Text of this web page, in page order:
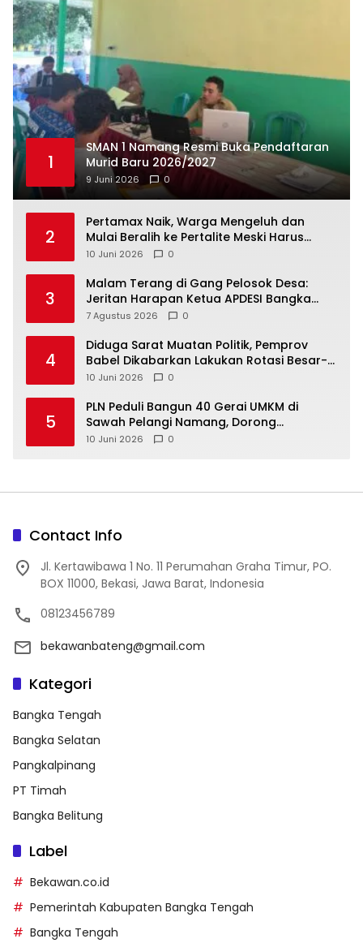
1
SMAN 1 Namang Resmi Buka Pendaftaran
Murid Baru 2026/2027
9 Juni 2026 0
2
‎Pertamax Naik, Warga Mengeluh dan
Mulai Beralih ke Pertalite Meski Harus
10 Juni 2026 0
3
Malam Terang di Gang Pelosok Desa:
Jeritan Harapan Ketua APDESI Bangka
Tengah untuk PLN Babel
7 Agustus 2026 0
4
‎Diduga Sarat Muatan Politik, Pemprov
Babel Dikabarkan Lakukan Rotasi Besar-
10 Juni 2026 0
5
‎PLN Peduli Bangun 40 Gerai UMKM di
Sawah Pelangi Namang, Dorong
10 Juni 2026 0
Contact Info
Jl. Kertawibawa 1 No. 11 Perumahan Graha Timur, PO.
BOX 11000, Bekasi, Jawa Barat, Indonesia
08123456789
bekawanbateng@gmail.com
Kategori
Bangka Tengah
Bangka Selatan
Pangkalpinang
PT Timah
Bangka Belitung
Label
Bekawan.co.id
Pemerintah Kabupaten Bangka Tengah
Bangka Tengah